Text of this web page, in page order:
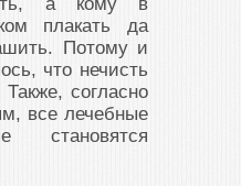
плакать да
Потому и
что нечисть
согласно
все лечебные
становятся